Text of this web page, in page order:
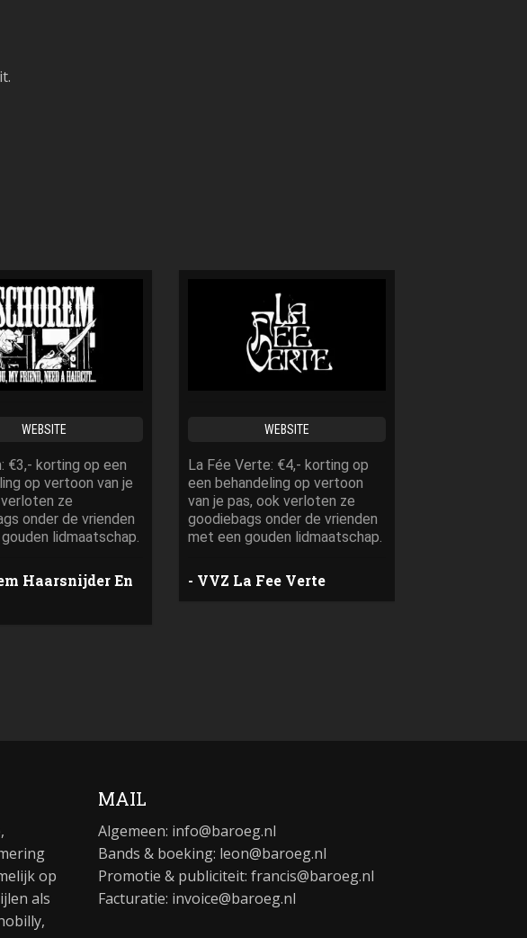
WEBSITE
€3,- korting op een
op vertoon van je
ze
onder de vrienden
lidmaatschap.
Haarsnijder En
WEBSITE
La Fée Verte: €4,- korting op
een behandeling op vertoon
van je pas, ook verloten ze
goodiebags onder de vrienden
met een gouden lidmaatschap.
VVZ La Fee Verte
op
als
MAIL
Algemeen: info@baroeg.nl
Bands & boeking: leon@baroeg.nl
Promotie & publiciteit: francis@baroeg.nl
Facturatie: invoice@baroeg.nl